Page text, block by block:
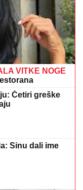
VITKE NOGE
Četiri greške
Sinu dali ime